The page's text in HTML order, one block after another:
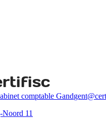
comptable Gand
Noord 11